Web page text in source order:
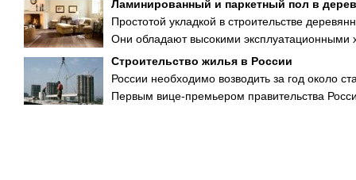
Ламинированный и паркетный пол в
Простотой укладкой в строительстве
Они обладают высокими эксплуатационными
Строительство жилья в России
России необходимо возводить за год около
Первым вице-премьером правительства